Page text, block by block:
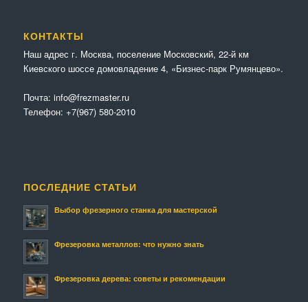
КОНТАКТЫ
Наш адрес г. Москва, поселение Московский, 22-й км
Киевского шоссе домовладение 4, «Бизнес-парк Румянцево».
Почта: info@frezmaster.ru
Телефон: +7(967) 580-2010
ПОСЛЕДНИЕ СТАТЬИ
Выбор фрезерного станка для мастерской
Фрезеровка металлов: что нужно знать
Фрезеровка дерева: советы и рекомендации